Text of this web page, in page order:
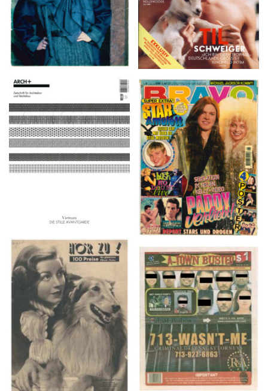
ARCH+ Nr. 226, Herbst
2016
BRAVO – Nr. 8, 13. Febr.
1997
HÖR ZU! – 1949,
NUMMER 10, Woche
vom 27. Februar bis 05.
März
A-TOWN BUSTED –
8/15/16–9/1/16